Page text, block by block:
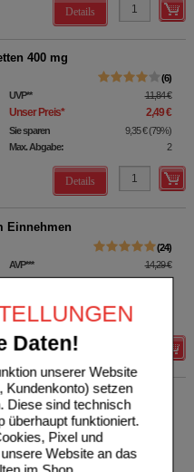
Daten!
unserer Website
Kundenkonto) setzen
Diese sind technisch
überhaupt funktioniert.
Pixel und
Website an das
Details
400 mg
6
UVP** 11,84 €
Unser Preis* 2,49 €
Sie sparen 9,35 € (79%)
Max. Abgabe:
2
Details
Einnehmen
24
AVP*** 14,29 €
Unser Preis* 8,15 €
Grundpreis
407,50 €
Details